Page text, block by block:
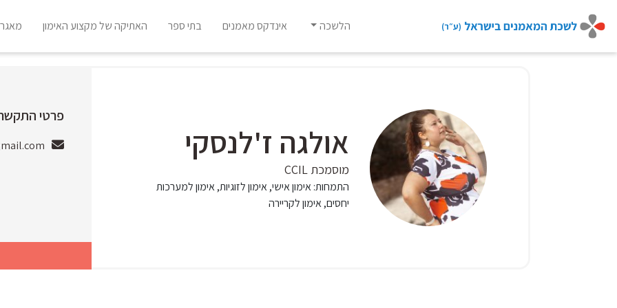
to
הלשכה אינדקס מאמנים בתי ספר האתיקה של מקצוע האימון
אולגה ז'לנסקי
מוסמכת CCIL
התמחות:אימון אישי, אימון לזוגיות, אימון למערכות
יחסים, אימון לקריירה
פרטי